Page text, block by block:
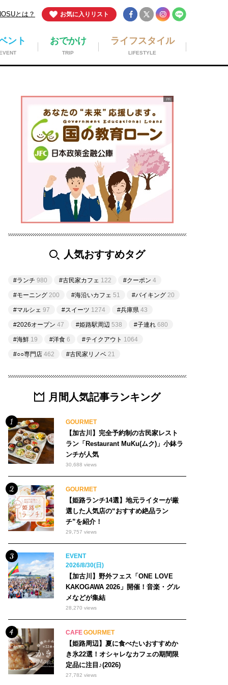
お気に入りリスト
とは？
ライフスタイル
LIFESTYLE
おでかけ
TRIP
ント
人気おすすめタグ
#ランチ 980 #古民家カフェ 122 #クーポン 4
#モーニング 200 #海沿いカフェ 51 #バイキング 20
#マルシェ 97 #スイーツ 1274 #兵庫県 43
#2026オープン 47 #姫路駅周辺 538 #子連れ 680
#海鮮 19 #洋食 6 #テイクアウト 1064
#○○専門店 462 #古民家リノベ 21
月間人気記事ランキング
GOURMET
【加古川】完全予約制の古民家レスト
ラン「Restaurant MuKu(ムク)」小鉢ラ
ンチが人気
30,688 views
GOURMET
【姫路ランチ14選】地元ライターが厳
選した人気店の“おすすめ絶品ラン
チ”を紹介！
29,757 views
EVENT
2026/8/30(日)
【加古川】野外フェス「ONE LOVE
KAKOGAWA 2026」開催！音楽・グル
メなどが集結
28,270 views
CAFEGOURMET
【姫路周辺】夏に食べたいおすすめか
き氷22選！オシャレなカフェの期間限
定品に注目♪(2026)
27,782 views